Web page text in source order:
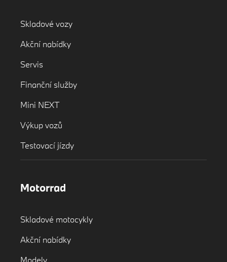
Skladové vozy
Akční nabídky
Servis
Finanční služby
Mini NEXT
Výkup vozů
Testovací jízdy
Motorrad
Skladové motocykly
Akční nabídky
Modely